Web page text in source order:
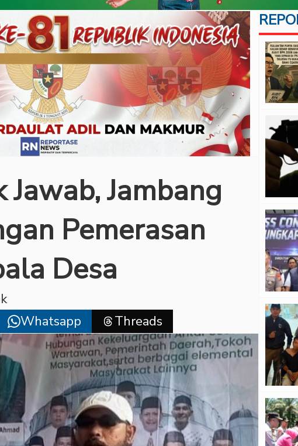
Jambang
Pemerasan
Desa
Whatsapp Threads